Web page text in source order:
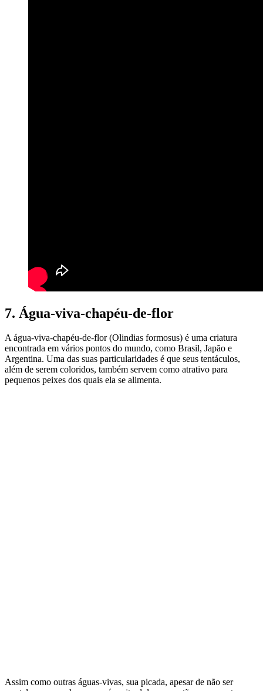
7. Água-viva-chapéu-de-flor
A água-viva-chapéu-de-flor (Olindias formosus) é uma criatura
encontrada em vários pontos do mundo, como Brasil, Japão e
Argentina. Uma das suas particularidades é que seus tentáculos,
além de serem coloridos, também servem como atrativo para
pequenos peixes dos quais ela se alimenta.
Assim como outras águas-vivas, sua picada, apesar de não ser